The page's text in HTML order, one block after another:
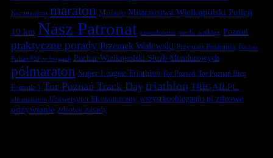
Koronawirus maraton Millano Mistrzostwa Wielkopolski Policji
10 km Nasz Patronat nawodnienie nordic walking Poznań
praktyczne porady Przemek Walewski Przystań Posnania Puchar
Polski PSP w biegach Puchar Wielkopolski Służb Mundurowych
półmaraton Super League Triathlon Tor Poznań Tor Poznań Bieg
Formuła 1 Tor Poznań Track Day triathlon TRIGAR.PL
ultramaraton Uniwersytet Ekonomiczny wszystkoobieganiu.pl zdrowe
odżywianie zdrowe zasady